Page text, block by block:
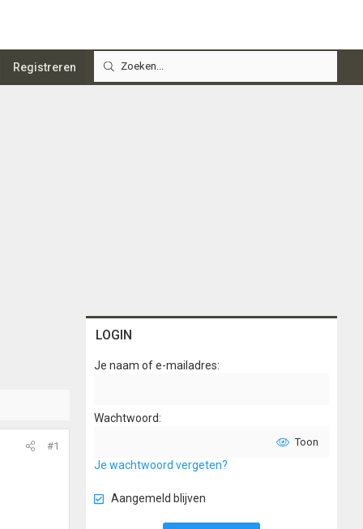
Registreren
#1
LOGIN
Je naam of e-mailadres
Wachtwoord
Toon
Je wachtwoord vergeten?
Aangemeld blijven